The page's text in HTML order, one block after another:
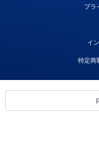
プラ
イ
特定商